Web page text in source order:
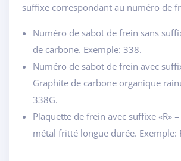
suffixe correspondant au numéro de
Numéro de sabot de frein sans
de carbone. Exemple: 338.
Numéro de sabot de frein avec
Graphite de carbone organique
338G.
Plaquette de frein avec suffixe «R»
métal fritté longue durée. Exemple: